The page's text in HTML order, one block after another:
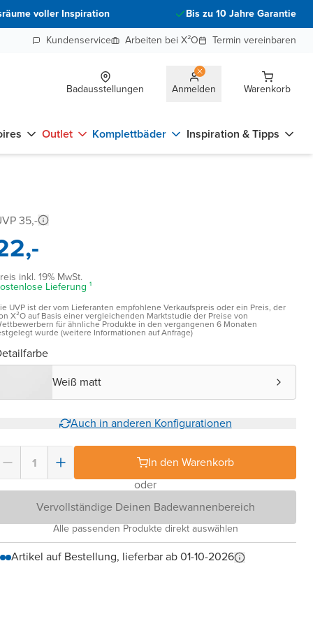
voller Inspiration
Bis zu 10 Jahre Garantie
Kundenservice
Arbeiten bei X²O Termin vereinbaren
Badausstellungen Anmelden Warenkorb
Outlet Komplettbäder Inspiration & Tipps
35,-
inkl. 19% MwSt.
Lieferung ¹
UVP ist der vom Lieferanten empfohlene Verkaufspreis oder ein Preis, der
X²O auf Basis einer vergleichenden Marktstudie der Preise von
für ähnliche Produkte in den vergangenen 6 Monaten
wurde (weitere Informationen auf Anfrage)
Weiß matt
Auch in anderen Konfigurationen
In den Warenkorb
oder
Vervollständige Deinen Badewannenbereich
Alle passenden Produkte direkt auswählen
Artikel auf Bestellung, lieferbar ab 01-10-2026